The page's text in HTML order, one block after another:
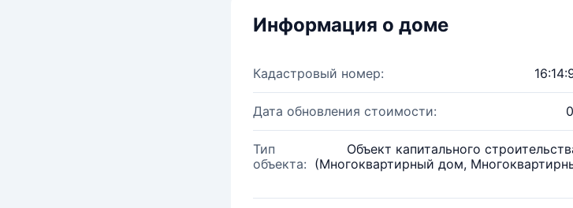
Информация о доме
Кадастровый номер:
Дата обновления стоимости:
Тип
объекта:
Объект капитального
(Многоквартирный дом,